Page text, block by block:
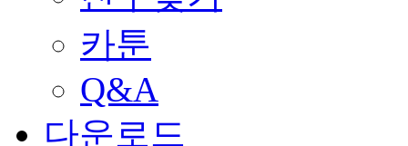
카툰
Q&A
다운로드